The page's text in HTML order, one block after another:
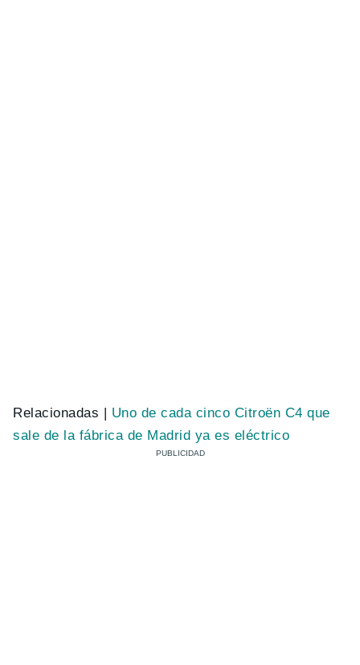
Relacionadas | Uno de cada cinco Citroën C4 que
sale de la fábrica de Madrid ya es eléctrico